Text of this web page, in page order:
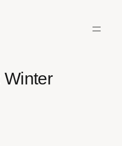
Winter